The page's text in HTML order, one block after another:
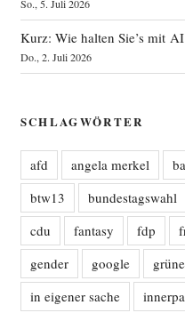
So., 5. Juli 2026
Kurz: Wie halten Sie’s mit
Do., 2. Juli 2026
SCHLAGWÖRTER
afd angela merkel
btw13
bundestagswahl
cdu
fantasy fdp
gender
google grüne
in eigener sache